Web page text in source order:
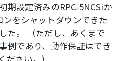
期設定済みのRPC-5NCSiか
をシャットダウンできた
た。 （ただし、あくまで
例であり、動作保証はでき